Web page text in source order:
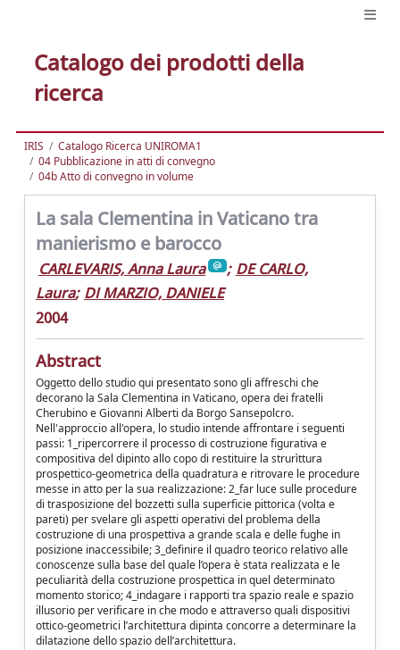
Catalogo dei prodotti della
ricerca
IRIS
Catalogo Ricerca UNIROMA1
04 Pubblicazione in atti di convegno
04b Atto di convegno in volume
La sala Clementina in Vaticano tra
manierismo e barocco
CARLEVARIS, Anna Laura ; DE CARLO,
Laura; DI MARZIO, DANIELE
2004
Abstract
Oggetto dello studio qui presentato sono gli affreschi che
decorano la Sala Clementina in Vaticano, opera dei fratelli
Cherubino e Giovanni Alberti da Borgo Sansepolcro.
Nell'approccio all'opera, lo studio intende affrontare i seguenti
passi: 1_ripercorrere il processo di costruzione figurativa e
compositiva del dipinto allo copo di restituire la strurìttura
prospettico-geometrica della quadratura e ritrovare le procedure
messe in atto per la sua realizzazione: 2_far luce sulle procedure
di trasposizione del bozzetti sulla superficie pittorica (volta e
pareti) per svelare gli aspetti operativi del problema della
costruzione di una prospettiva a grande scala e delle fughe in
posizione inaccessibile; 3_definire il quadro teorico relativo alle
conoscenze sulla base del quale l’opera è stata realizzata e le
peculiarità della costruzione prospettica in quel determinato
momento storico; 4_indagare i rapporti tra spazio reale e spazio
illusorio per verificare in che modo e attraverso quali dispositivi
ottico-geometrici l’architettura dipinta concorre a determinare la
dilatazione dello spazio dell’architettura.